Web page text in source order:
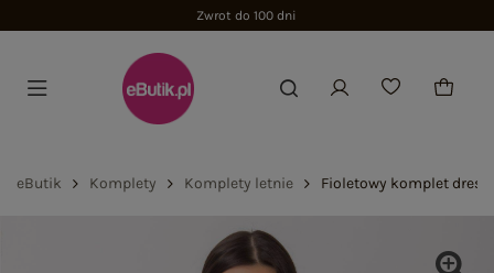
Zwrot do 100 dni
eButik Komplety Komplety letnie Fioletowy komplet